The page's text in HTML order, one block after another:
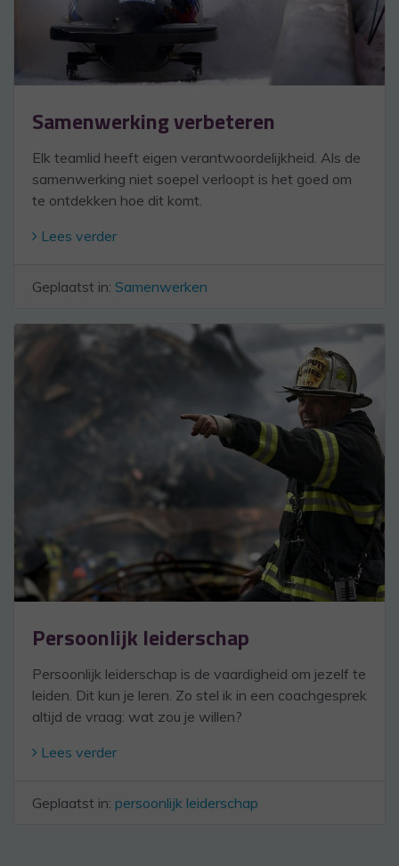
Samenwerking verbeteren
Elk teamlid heeft eigen verantwoordelijkheid. Als de
samenwerking niet soepel verloopt is het goed om
te ontdekken hoe dit komt.
Lees verder
Geplaatst in: Samenwerken
Persoonlijk leiderschap
Persoonlijk leiderschap is de vaardigheid om jezelf te
leiden. Dit kun je leren. Zo stel ik in een coachgesprek
altijd de vraag: wat zou je willen?
Lees verder
Geplaatst in: persoonlijk leiderschap